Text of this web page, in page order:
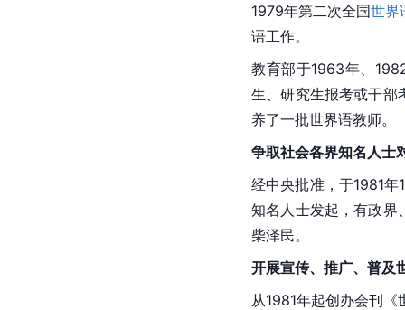
1979年第二次全国世界
语工作。
教育部于1963年、
生、研究生报考或干部
养了一批世界语教师。
争取社会各界知名人士
经中央批准，于1981年
知名人士发起，有政界
柴泽民。
开展宣传、推广、普及
从1981年起创办会刊